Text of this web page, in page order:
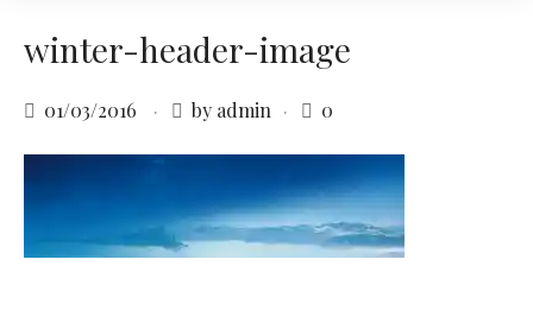
winter-header-image
01/03/2016 by admin 0